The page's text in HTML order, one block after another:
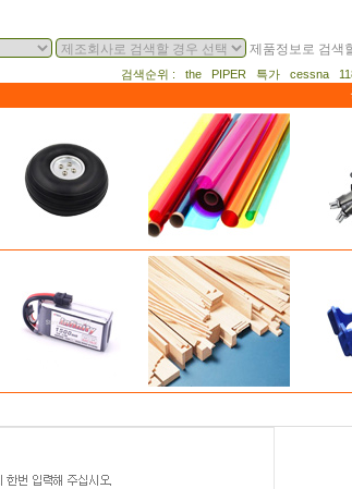
제품정보로 검색
검색순위 : the PIPER 특가 cessna